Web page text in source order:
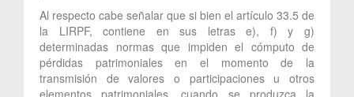
Al respecto cabe señalar que si bien el artículo 33.5 de
la LIRPF, contiene en sus letras e), f) y g)
determinadas normas que impiden el cómputo de
pérdidas patrimoniales en el momento de la
transmisión de valores o participaciones u otros
elementos patrimoniales, cuando se produzca la